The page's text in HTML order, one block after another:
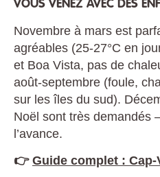
VOUS VENEZ AVEC DES
Novembre à mars est
agréables (25-27°C en
et Boa Vista, pas de
août-septembre (foule,
sur les îles du sud).
Noël sont très demandés
l’avance.
👉 Guide complet :